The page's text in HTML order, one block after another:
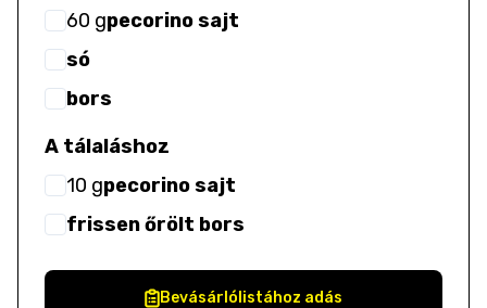
60 gpecorino sajt
só
bors
A tálaláshoz
10 gpecorino sajt
frissen őrölt bors
Bevásárlólistához adás